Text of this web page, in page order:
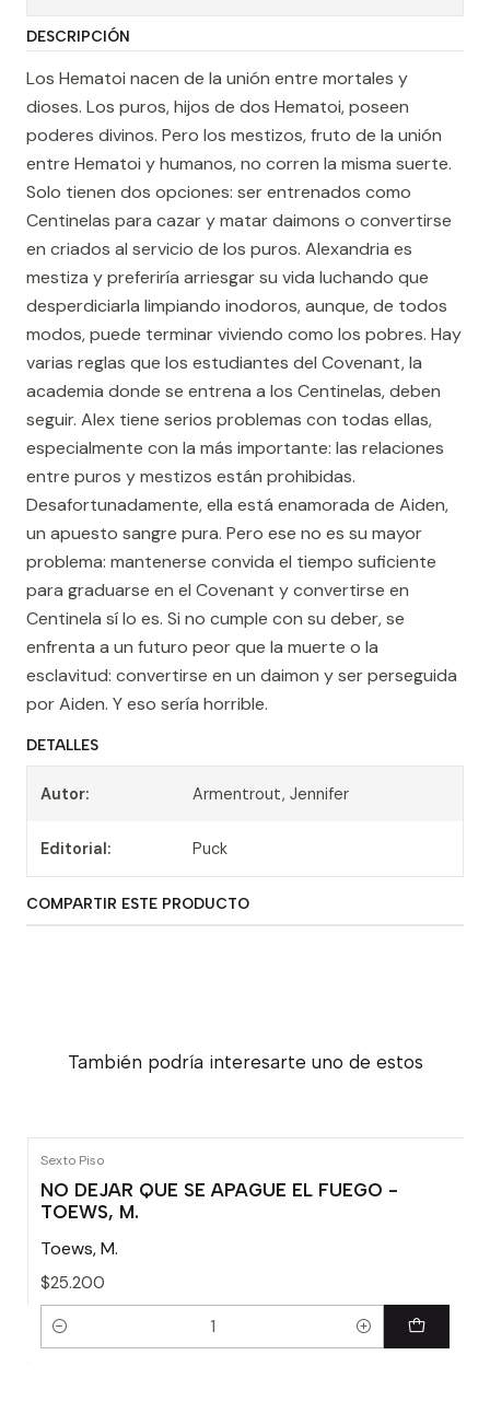
DESCRIPCIÓN
Los Hematoi nacen de la unión entre mortales y
dioses. Los puros, hijos de dos Hematoi, poseen
poderes divinos. Pero los mestizos, fruto de la unión
entre Hematoi y humanos, no corren la misma suerte.
Solo tienen dos opciones: ser entrenados como
Centinelas para cazar y matar daimons o convertirse
en criados al servicio de los puros. Alexandria es
mestiza y preferiría arriesgar su vida luchando que
desperdiciarla limpiando inodoros, aunque, de todos
modos, puede terminar viviendo como los pobres. Hay
varias reglas que los estudiantes del Covenant, la
academia donde se entrena a los Centinelas, deben
seguir. Alex tiene serios problemas con todas ellas,
especialmente con la más importante: las relaciones
entre puros y mestizos están prohibidas.
Desafortunadamente, ella está enamorada de Aiden,
un apuesto sangre pura. Pero ese no es su mayor
problema: mantenerse convida el tiempo suficiente
para graduarse en el Covenant y convertirse en
Centinela sí lo es. Si no cumple con su deber, se
enfrenta a un futuro peor que la muerte o la
esclavitud: convertirse en un daimon y ser perseguida
por Aiden. Y eso sería horrible.
DETALLES
Autor: Armentrout, Jennifer
Editorial: Puck
COMPARTIR ESTE PRODUCTO
También podría interesarte uno de estos
Sexto Piso
NO DEJAR QUE SE APAGUE EL FUEGO -
TOEWS, M.
Toews, M.
$25.200
Cantidad